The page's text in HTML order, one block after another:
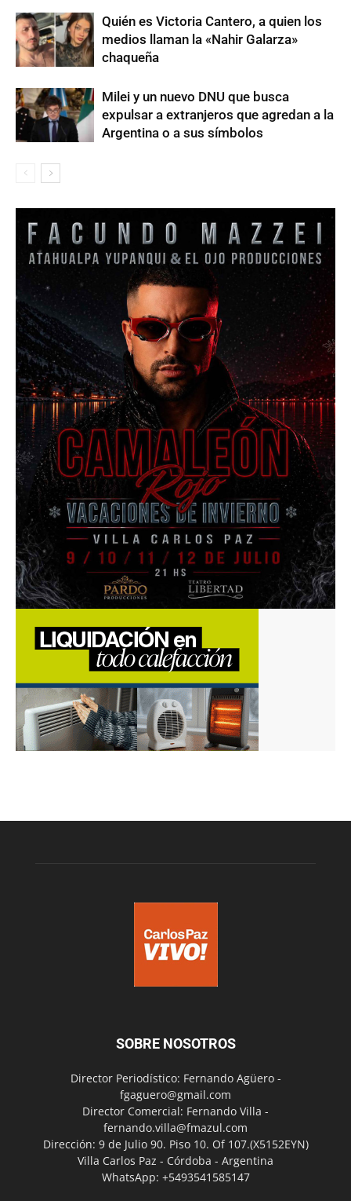
Quién es Victoria Cantero, a quien los
medios llaman la «Nahir Galarza»
chaqueña
Milei y un nuevo DNU que busca
expulsar a extranjeros que agredan a la
Argentina o a sus símbolos
SOBRE NOSOTROS
Director Periodístico: Fernando Agüero -
fgaguero@gmail.com
Director Comercial: Fernando Villa -
fernando.villa@fmazul.com
Dirección: 9 de Julio 90. Piso 10. Of 107.(X5152EYN)
Villa Carlos Paz - Córdoba - Argentina
WhatsApp: +5493541585147